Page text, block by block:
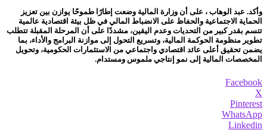
وأكد. عبد الوهاب ، على أن وزارة المالية وضعت إطارًا طموحًا يوازن بين تعزيز
الحماية الاجتماعية والحفاظ على الانضباط المالي في ظل بيئة اقتصادية عالمية
تتسم بقدر كبير من التحديات وعدم اليقين، مشددًا على أن المرحلة المقبلة تتطلب
تطوير منظومة الحوكمة المالية، وتسريع التحول إلى موازنة البرامج والأداء، بما
يضمن تحقيق أعلى عائد اقتصادي واجتماعي من الاستثمارات الحكومية، وتحويل
المخصصات المالية إلى نمو إنتاجي ملموس ومستدام.
Facebook
X
Pinterest
WhatsApp
Linkedin